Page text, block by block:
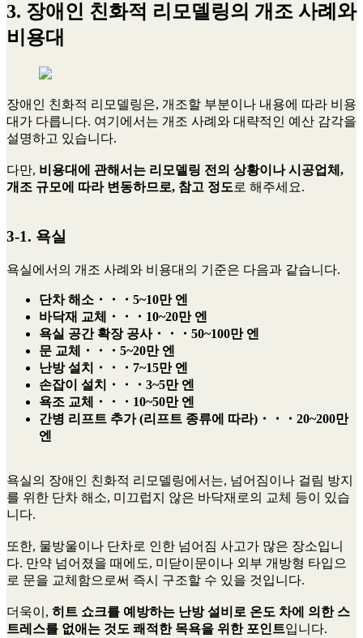
3. 장애인 친화적 리모델링의 개조 사례와
비용대
장애인 친화적 리모델링은, 개조할 부분이나 내용에 따라 비용
대가 다릅니다. 여기에서는 개조 사례와 대략적인 예산 감각을
설명하고 있습니다.
다만, 비용대에 관해서는 리모델링 전의 상황이나 시공업체,
개조 규모에 따라 변동하므로, 참고 정도 로 해주세요.
3-1. 욕실
욕실에서의 개조 사례와 비용대의 기준은 다음과 같습니다.
단차 해소・・・5~10만 엔
바닥재 교체・・・10~20만 엔
욕실 공간 확장 공사・・・ 50~100만 엔
문 교체・・・5~20만 엔
난방 설치・・・7~15만 엔
손잡이 설치・・・3~5만 엔
욕조 교체・・・10~50만 엔
간병 리프트 추가 (리프트 종류에 따라)・・・20~200만
엔
욕실의 장애인 친화적 리모델링에서는, 넘어짐이나 걸림 방지
를 위한 단차 해소, 미끄럽지 않은 바닥재로의 교체 등이 있습
니다.
또한, 물방울이나 단차로 인한 넘어짐 사고가 많은 장소입니
다. 만약 넘어졌을 때에도, 미닫이문이나 외부 개방형 타입으
로 문을 교체함으로써 즉시 구조할 수 있을 것입니다.
더욱이, 히트 쇼크를 예방하는 난방 설비로 온도 차에 의한 스
트레스를 없애는 것도 쾌적한 목욕을 위한 포인트입니다.